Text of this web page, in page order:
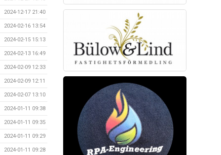
2024-12-17 21:40
2024-02-16 13:54
2024-02-15 15:13
2024-02-13 16:49
2024-02-09 12:33
2024-02-09 12:11
2024-02-07 13:10
2024-01-11 09:38
2024-01-11 09:35
2024-01-11 09:29
2024-01-11 09:28